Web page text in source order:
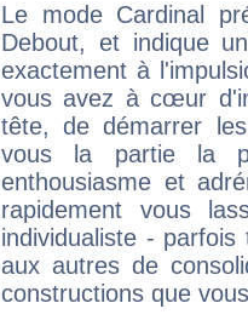
Le mode Cardinal
Debout, et indique
exactement à
vous avez à cœur
tête, de démarrer
vous la partie la
enthousiasme et
rapidement vous
individualiste -
aux autres de
constructions que